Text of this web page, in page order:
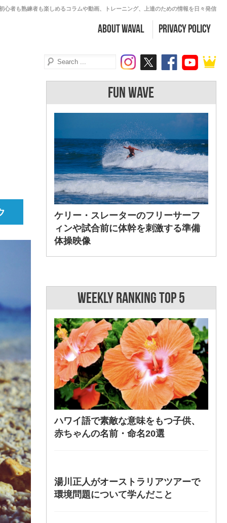
心者も熟練者も楽しめるコラムや動画、トレーニング、上達のための情報を日々発信
about WAVAL PRIVACY POLICY
FUN WAVE
ケリー・スレーターのフリーサーフ
ィンや試合前に体幹を刺激する準備
体操映像
WEEKLY RANKING TOP 5
ハワイ語で素敵な意味をもつ子供、
赤ちゃんの名前・命名20選
湯川正人がオーストラリアツアーで
環境問題について学んだこと